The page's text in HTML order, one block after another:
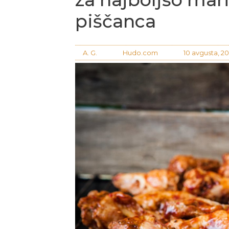
piščanca
A. G. Hudo.com 10 avgusta,